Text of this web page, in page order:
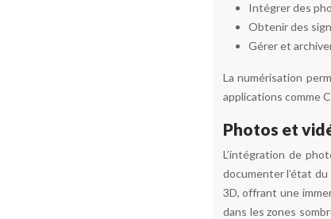
Intégrer des
Obtenir des
Gérer et
La numérisation
applications comme
Photos et
L’intégration de
documenter l’état
3D, offrant une
dans les zones